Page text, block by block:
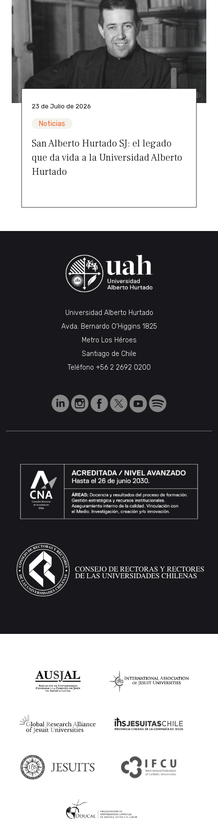
23 de Julio de 2026
Noticias
San Alberto Hurtado SJ: el legado
que da vida a la Universidad Alberto
Hurtado
Universidad Alberto Hurtado
Avda. Bernardo O’Higgins 1825
Metro Los Héroes
Santiago de Chile
Teléfono +56 2 2692 0200